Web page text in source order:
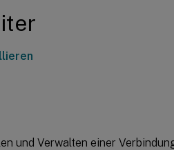
und Verwalten einer